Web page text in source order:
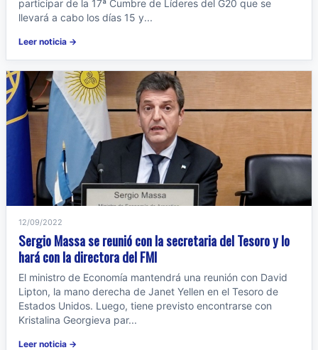
participar de la 17ª Cumbre de Líderes del G20 que se
llevará a cabo los días 15 y...
Leer noticia →
12/09/2022
Sergio Massa se reunió con la secretaria del Tesoro y lo
hará con la directora del FMI
El ministro de Economía mantendrá una reunión con David
Lipton, la mano derecha de Janet Yellen en el Tesoro de
Estados Unidos. Luego, tiene previsto encontrarse con
Kristalina Georgieva par...
Leer noticia →